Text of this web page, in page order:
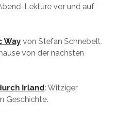
Lektüre vor und auf
Wayvon Stefan Schnebelt.
von der nächsten
Irland: Witziger
Geschichte.